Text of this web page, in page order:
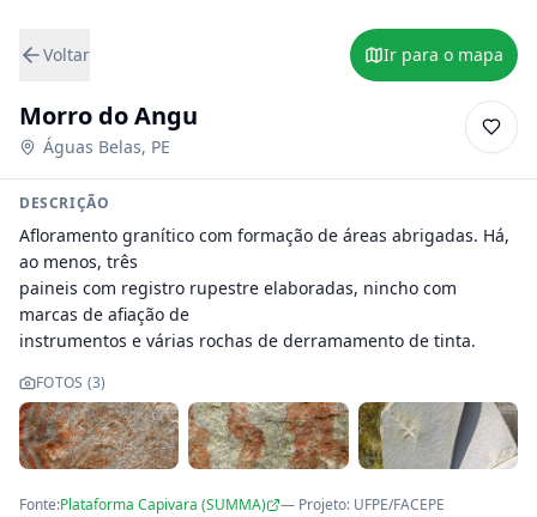
Voltar Ir para o mapa
Morro do Angu
Águas Belas, PE
DESCRIÇÃO
Afloramento granítico com formação de áreas abrigadas. Há,
ao menos, três
paineis com registro rupestre elaboradas, nincho com
marcas de afiação de
instrumentos e várias rochas de derramamento de tinta.
FOTOS (3)
Fonte:Plataforma Capivara (SUMMA) — Projeto: UFPE/FACEPE